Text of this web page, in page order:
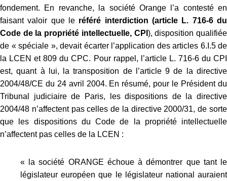
fondement. En revanche, la société Orange l’a contesté en
faisant valoir que le référé interdiction (article L. 716-6 du
Code de la propriété intellectuelle, CPI ), disposition qualifiée
de « spéciale », devait écarter l’application des articles 6.I.5 de
la LCEN et 809 du CPC. Pour rappel, l’article L. 716-6 du CPI
est, quant à lui, la transposition de l’article 9 de la directive
2004/48/CE du 24 avril 2004. En résumé, pour le Président du
Tribunal judiciaire de Paris, les dispositions de la directive
2004/48 n’affectent pas celles de la directive 2000/31, de sorte
que les dispositions du Code de la propriété intellectuelle
n’affectent pas celles de la LCEN :
« la société ORANGE échoue à démontrer que tant le
législateur européen que le législateur national auraient